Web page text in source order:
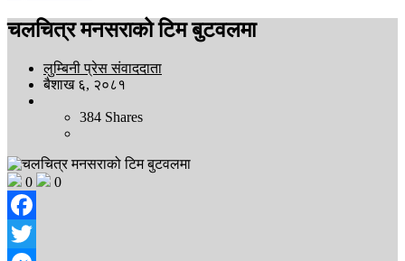
चलचित्र मनसराको टिम बुटवलमा
लुम्बिनी प्रेस संवाददाता
बैशाख ६, २०८१
384 Shares
0 0
Facebook